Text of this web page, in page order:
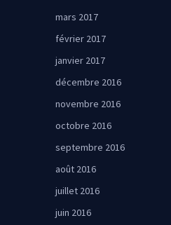
mars 2017
février 2017
janvier 2017
décembre 2016
novembre 2016
octobre 2016
septembre 2016
août 2016
juillet 2016
juin 2016